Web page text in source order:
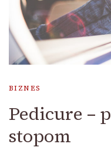
BIZNES
Pedicure –
stopom